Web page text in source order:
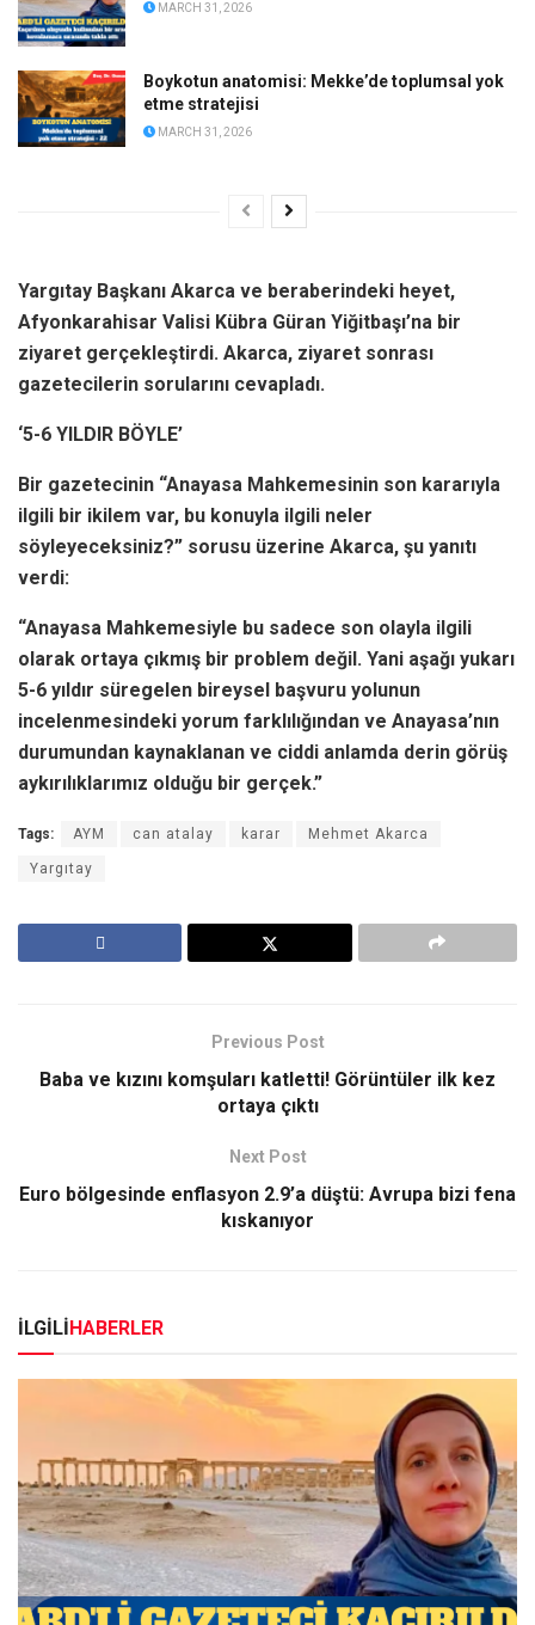
MARCH 31, 2026
Boykotun anatomisi: Mekke’de toplumsal yok
etme stratejisi
MARCH 31, 2026
Yargıtay Başkanı Akarca ve beraberindeki heyet,
Afyonkarahisar Valisi Kübra Güran Yiğitbaşı’na bir
ziyaret gerçekleştirdi. Akarca, ziyaret sonrası
gazetecilerin sorularını cevapladı.
‘5-6 YILDIR BÖYLE’
Bir gazetecinin “Anayasa Mahkemesinin son kararıyla
ilgili bir ikilem var, bu konuyla ilgili neler
söyleyeceksiniz?” sorusu üzerine Akarca, şu yanıtı
verdi:
“Anayasa Mahkemesiyle bu sadece son olayla ilgili
olarak ortaya çıkmış bir problem değil. Yani aşağı yukarı
5-6 yıldır süregelen bireysel başvuru yolunun
incelenmesindeki yorum farklılığından ve Anayasa’nın
durumundan kaynaklanan ve ciddi anlamda derin görüş
aykırılıklarımız olduğu bir gerçek.”
Tags: AYM can atalay karar Mehmet Akarca
Yargıtay
Previous Post
Baba ve kızını komşuları katletti! Görüntüler ilk kez
ortaya çıktı
Next Post
Euro bölgesinde enflasyon 2.9’a düştü: Avrupa bizi fena
kıskanıyor
İLGİLİHABERLER